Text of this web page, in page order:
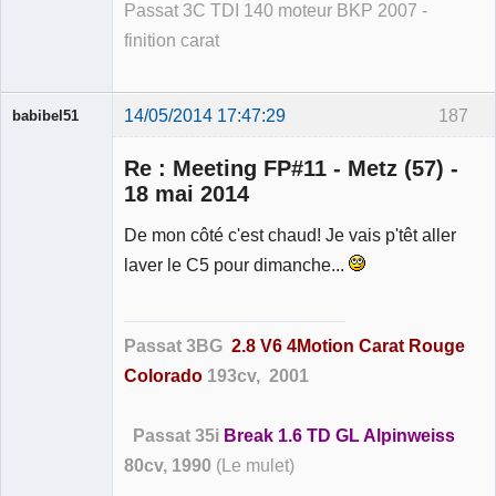
Passat 3C TDI 140 moteur BKP 2007 -
finition carat
187
babibel51 14/05/2014 17:47:29
Re : Meeting FP#11 - Metz (57) -
18 mai 2014
De mon côté c'est chaud! Je vais p'têt aller
laver le C5 pour dimanche...
Passat 3BG 2.8 V6 4Motion Carat Rouge
Colorado 193cv, 2001
Passat 35i Break 1.6 TD GL Alpinweiss
80cv, 1990 (Le mulet)